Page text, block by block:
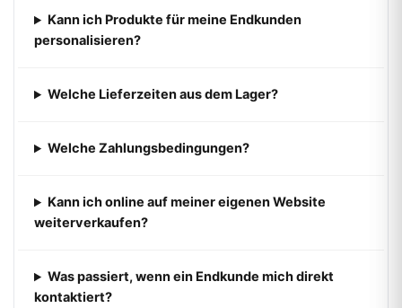
Kann ich Produkte für meine Endkunden
personalisieren?
Welche Lieferzeiten aus dem Lager?
Welche Zahlungsbedingungen?
Kann ich online auf meiner eigenen Website
weiterverkaufen?
Was passiert, wenn ein Endkunde mich direkt
kontaktiert?